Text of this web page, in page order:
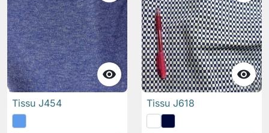

Tissu J454

Tissu J618